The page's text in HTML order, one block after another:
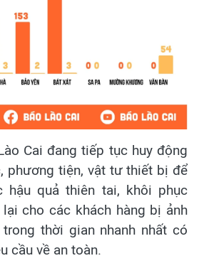
Cai đang tiếp tục huy động
phương tiện, vật tư thiết bị để
hậu quả thiên tai, khôi phục
cho các khách hàng bị ảnh
thời gian nhanh nhất có
cầu về an toàn.